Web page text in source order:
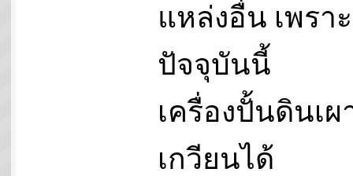
แหล่งอื่น เพราะ
ปัจจุบันนี้
เครื่องปั้นดินเ
เกวียนได้